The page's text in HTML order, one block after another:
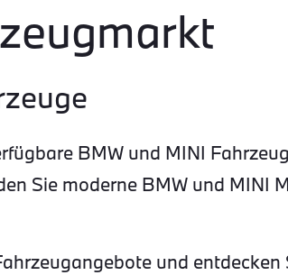
BMW und MINI
Sie moderne BMW und MINI
und